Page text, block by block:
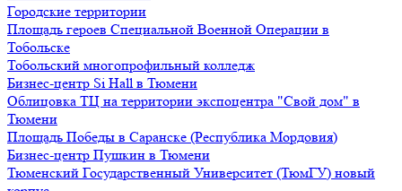
Городские территории
Площадь героев Специальной Военной Операции в
Тобольске
Тобольский многопрофильный колледж
Бизнес-центр Si Hall в Тюмени
Облицовка ТЦ на территории экспоцентра "Свой дом" в
Тюмени
Площадь Победы в Саранске (Республика Мордовия)
Бизнес-центр Пушкин в Тюмени
Тюменский Государственный Университет (ТюмГУ) новый